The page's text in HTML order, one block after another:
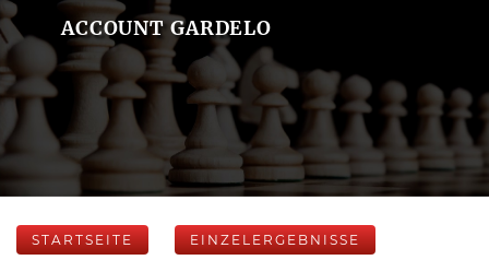
ACCOUNT GARDELO
STARTSEITE EINZELERGEBNISSE